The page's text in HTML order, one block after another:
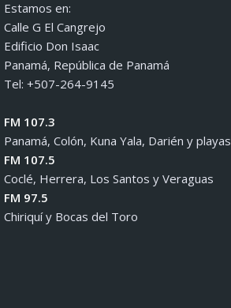
Estamos en:
Calle G El Cangrejo
Edificio Don Isaac
Panamá, República de Panamá
Tel: +507-264-9145
FM 107.3
Panamá, Colón, Kuna Yala, Darién y playas
FM 107.5
Coclé, Herrera, Los Santos y Veraguas
FM 97.5
Chiriquí y Bocas del Toro